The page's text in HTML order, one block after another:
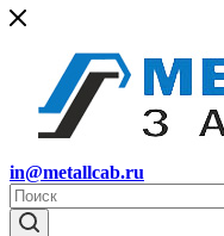
in@metallcab.ru